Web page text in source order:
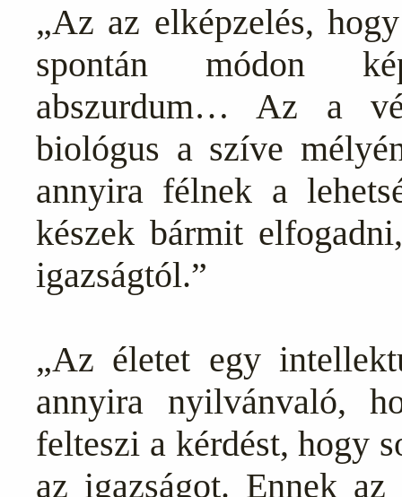
„Az az elképzelés,
spontán módon
abszurdum… Az a
biológus a szíve
annyira félnek a
készek bármit
igazságtól.”
„Az életet egy
annyira nyilvánvaló,
felteszi a kérdést, hogy
az igazságot. Ennek